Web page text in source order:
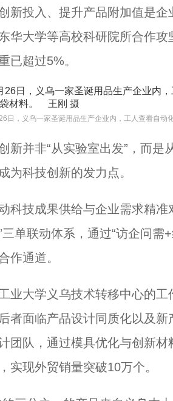
投入、提升产品附加值是企
华大学等高校科研院所合作
已超过5%。
日，义乌一家圣诞用品生产企业内，工人查看自
并非“从实验室出发”，而是
为科技创新的发力点。
技成果供给与企业需求精准
单联动体系，通过“访企问需
作通道。
大学义乌技术转移中心的工
者面临产品设计同质化以及
团队，通过模具优化与创新
实现外贸销量突破10万个。